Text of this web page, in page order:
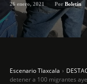
26 enero, 2021 Por Boletín
Escenario Tlaxcala
detener a 100 migrantes